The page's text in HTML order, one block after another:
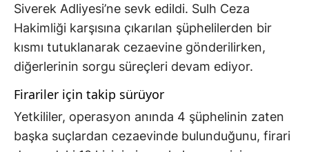
Siverek Adliyesi’ne sevk edildi. Sulh Ceza
Hakimliği karşısına çıkarılan şüphelilerden bir
kısmı tutuklanarak cezaevine gönderilirken,
diğerlerinin sorgu süreçleri devam ediyor.
Firariler için takip sürüyor
Yetkililer, operasyon anında 4 şüphelinin zaten
başka suçlardan cezaevinde bulunduğunu, firari